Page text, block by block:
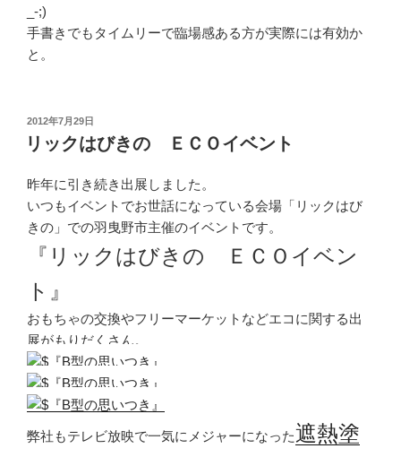
_-;)
手書きでもタイムリーで臨場感ある方が実際には有効か
と。
投
稿
日:
2012年7月29日
リックはびきの ＥＣＯイベント
昨年に引き続き出展しました。
いつもイベントでお世話になっている会場「リックはび
きの」での羽曳野市主催のイベントです。
『リックはびきの ＥＣＯイベン
ト』
おもちゃの交換やフリーマーケットなどエコに関する出
展がもりだくさん。
弊社もテレビ放映で一気にメジャーになった遮熱塗